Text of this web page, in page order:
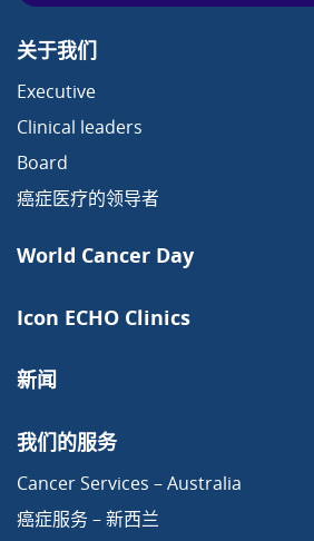
关于我们
Executive
Clinical leaders
Board
癌症医疗的领导者
World Cancer Day
Icon ECHO Clinics
新闻
我们的服务
Cancer Services – Australia
癌症服务 – 新西兰